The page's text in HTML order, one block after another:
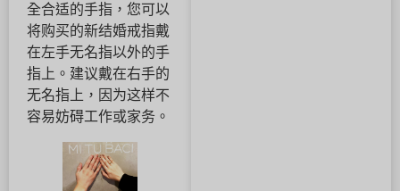
全合适的手指，您可以
将购买的新结婚戒指戴
在左手无名指以外的手
指上。建议戴在右手的
无名指上，因为这样不
容易妨碍工作或家务。